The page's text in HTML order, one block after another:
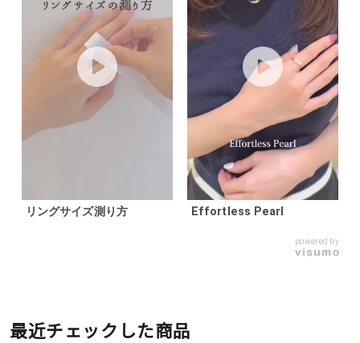
リングサイズ測り方 Effortless Pearl
powered by
最近チェックした商品